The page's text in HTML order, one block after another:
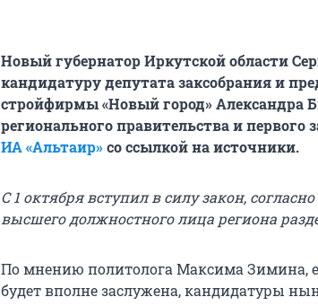
Новый губернатор Иркутской области
кандидатуру депутата заксобрания и
стройфирмы «Новый город» Александра
регионального правительства и первого
ИА «Альтаир»со ссылкой на источники.
С 1 октября вступил в силу закон,
высшего должностного лица региона
По мнению политолога Максима Зимина,
будет вполне заслужена, кандидатуры